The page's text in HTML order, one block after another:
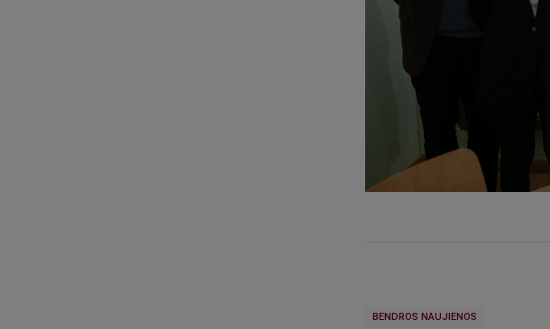
BENDROS NAUJIENOS